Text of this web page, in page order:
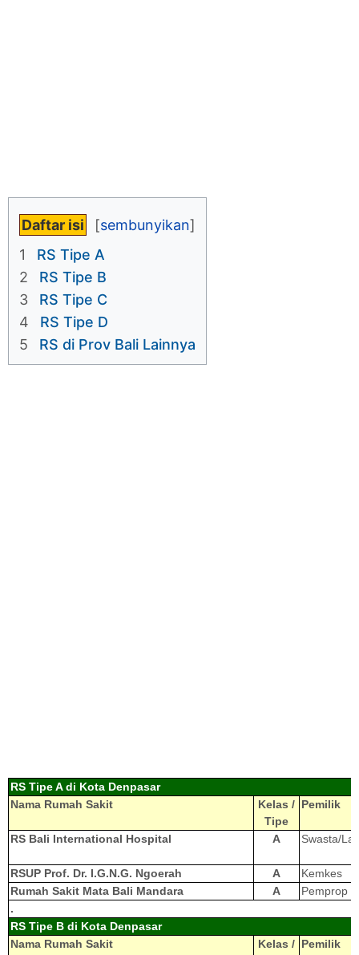
Daftar isi
1
RS Tipe A
2
RS Tipe B
3
RS Tipe C
4
RS Tipe D
5
RS di Prov Bali Lainnya
RS Tipe A di Kota Denpasar
Nama Rumah Sakit
Kelas /
Tipe
Pemilik
RS Bali International Hospital A Swasta/
RSUP Prof. Dr. I.G.N.G. Ngoerah A
Kemkes
Rumah Sakit Mata Bali Mandara
A
Pemprop
.
RS Tipe B di Kota Denpasar
Nama Rumah Sakit
Kelas / Pemilik